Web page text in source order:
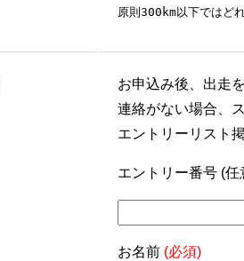
原則300km以下ではど
お申込み後、出走
連絡がない場合、
エントリーリスト
エントリー番号 (任
お名前 (必須)